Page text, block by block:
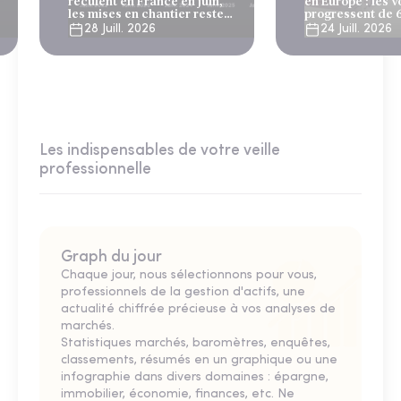
les mises en chantier restent
solides
28 Juill. 2026
progressent de
24 Juill. 2026
Les indispensables de votre veille
professionnelle
Graph du jour
Chaque jour, nous sélectionnons pour vous,
professionnels de la gestion d'actifs, une
actualité chiffrée précieuse à vos analyses de
marchés.
Statistiques marchés, baromètres, enquêtes,
classements, résumés en un graphique ou une
infographie dans divers domaines : épargne,
immobilier, économie, finances, etc. Ne